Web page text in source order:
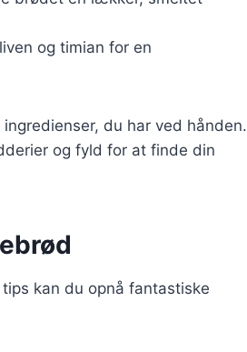
og timian for en
du har ved hånden.
og fyld for at finde din
kan du opnå fantastiske